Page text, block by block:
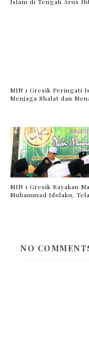
MIN 1 Gresik Peringati
Menjaga Shalat dan
MIN 1 Gresik Rayakan
Muhammad Idolaku,
NO